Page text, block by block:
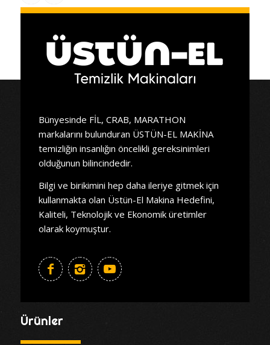
Bünyesinde FİL, CRAB, MARATHON
markalarını bulunduran ÜSTÜN-EL MAKİNA
temizliğin insanlığın öncelikli gereksinimleri
olduğunun bilincindedir.
Bilgi ve birikimini hep daha ileriye gitmek için
kullanmakta olan Üstün-El Makina Hedefini,
Kaliteli, Teknolojik ve Ekonomik üretimler
olarak koymuştur.
Ürünler